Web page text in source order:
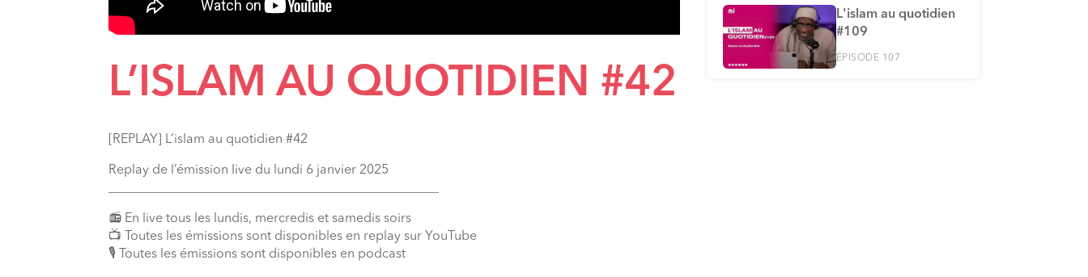
L’ISLAM AU QUOTIDIEN #42
[REPLAY] L’islam au quotidien #42
Replay de l’émission live du lundi 6 janvier 2025
📻 En live tous les lundis, mercredis et samedis soirs
📺 Toutes les émissions sont disponibles en replay sur YouTube
🎙️ Toutes les émissions sont disponibles en podcast
L'islam au quotidien
#109
ÉPISODE 107